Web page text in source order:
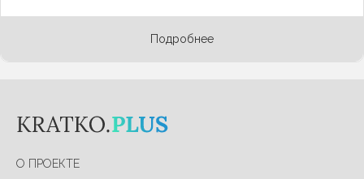
Подробнее
О ПРОЕКТЕ